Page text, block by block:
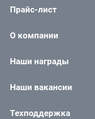
Прайс-лист
О компании
Наши награды
Наши вакансии
Техподдержка